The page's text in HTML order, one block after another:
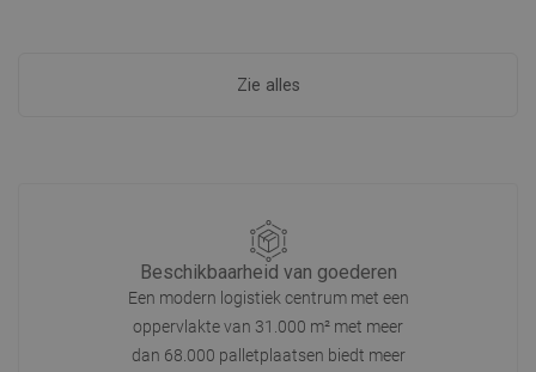
Zie alles
Beschikbaarheid van goederen
Een modern logistiek centrum met een
oppervlakte van 31.000 m² met meer
dan 68.000 palletplaatsen biedt meer